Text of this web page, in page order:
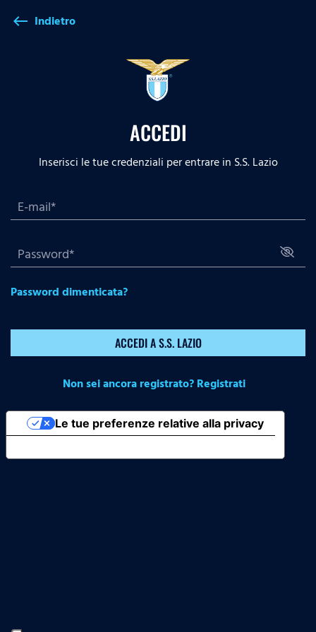
west Indietro
ACCEDI
Inserisci le tue credenziali per entrare in S.S. Lazio
Password dimenticata?
ACCEDI A S.S. LAZIO
Non sei ancora registrato? Registrati
Le tue preferenze relative alla privacy